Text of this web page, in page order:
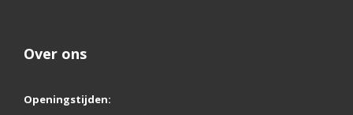
Over ons
Openingstijden: